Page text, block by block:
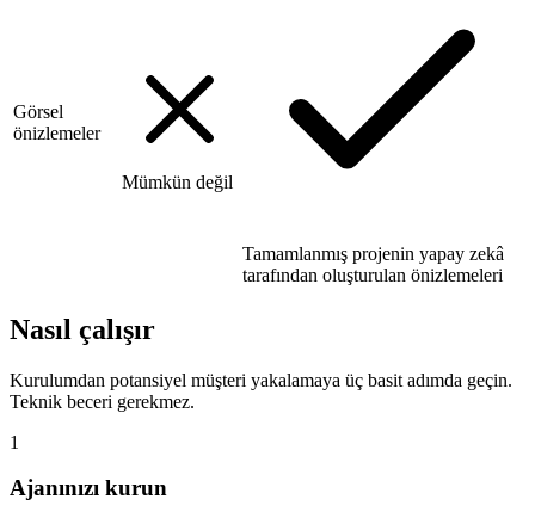
Görsel
önizlemeler
Mümkün değil
Tamamlanmış projenin yapay zekâ
tarafından oluşturulan önizlemeleri
Nasıl çalışır
Kurulumdan potansiyel müşteri yakalamaya üç basit adımda geçin.
Teknik beceri gerekmez.
1
Ajanınızı kurun